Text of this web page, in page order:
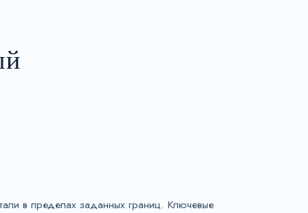
в пределах заданных границ. Ключевые